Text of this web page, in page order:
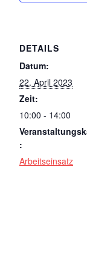
DETAILS
Datum:
22. April 2023
Zeit:
10:00 - 14:00
:
Arbeitseinsatz